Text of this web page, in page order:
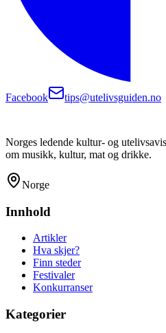
Facebook tips@utelivsguiden.no
Norges ledende kultur- og
om musikk, kultur, mat og drikke.
Norge
Innhold
Artikler
Hva skjer?
Finn steder
Festivaler
Konkurranser
Kategorier